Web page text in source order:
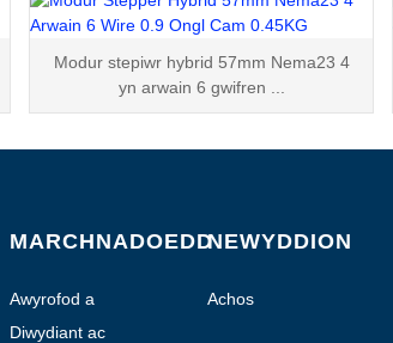
Modur stepiwr hybrid 57mm Nema23 4
yn arwain 6 gwifren ...
MARCHNADOEDD
Awyrofod a
Hedfan
Diwydiant ac
NEWYDDION
Achos